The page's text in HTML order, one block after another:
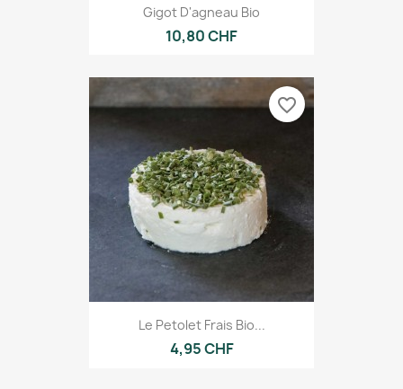
Gigot D'agneau Bio
10,80 CHF
Le Petolet Frais Bio...
4,95 CHF
favorite_border